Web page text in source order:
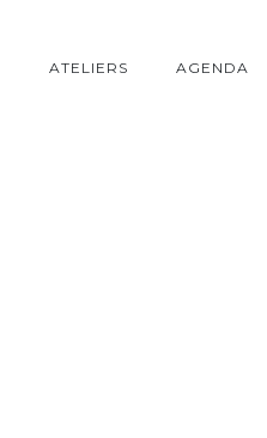
ATELIERS AGENDA